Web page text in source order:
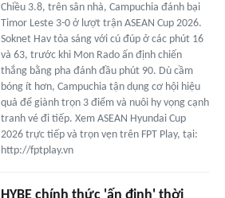
Chiều 3.8, trên sân nhà, Campuchia đánh bại
Timor Leste 3-0 ở lượt trận ASEAN Cup 2026.
Soknet Hav tỏa sáng với cú đúp ở các phút 16
và 63, trước khi Mon Rado ấn định chiến
thắng bằng pha đánh đầu phút 90. Dù cầm
bóng ít hơn, Campuchia tận dụng cơ hội hiệu
quả để giành trọn 3 điểm và nuôi hy vọng cạnh
tranh vé đi tiếp. Xem ASEAN Hyundai Cup
2026 trực tiếp và trọn vẹn trên FPT Play, tại:
http://fptplay.vn
HYBE chính thức 'ấn định' thời